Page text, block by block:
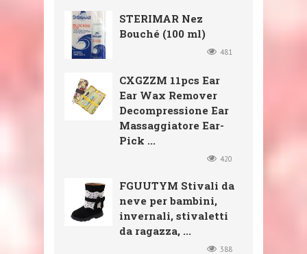
STERIMAR Nez
Bouché (100 ml)
481
CXGZZM 11pcs Ear
Ear Wax Remover
Decompressione Ear
Massaggiatore Ear-
Pick ...
420
FGUUTYM Stivali da
neve per bambini,
invernali, stivaletti
da ragazza, ...
388